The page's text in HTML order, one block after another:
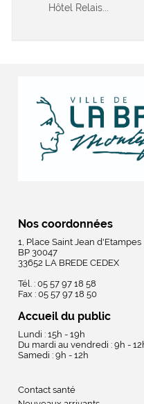
Hôtel Relais...
Nos coordonnées
1, Place Saint Jean d'Etampes
BP 30047
33652 LA BREDE CEDEX
Tél. : 05 57 97 18 58
Fax : 05 57 97 18 50
Accueil du public
Lundi : 15h - 19h
Du mardi au vendredi : 9h -
Samedi : 9h - 12h
Contact santé